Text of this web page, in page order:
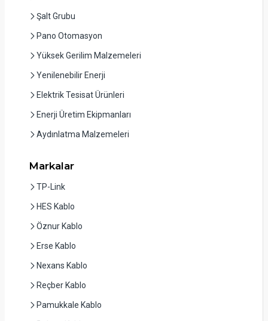
Şalt Grubu
Pano Otomasyon
Yüksek Gerilim Malzemeleri
Yenilenebilir Enerji
Elektrik Tesisat Ürünleri
Enerji Üretim Ekipmanları
Aydınlatma Malzemeleri
Markalar
TP-Link
HES Kablo
Öznur Kablo
Erse Kablo
Nexans Kablo
Reçber Kablo
Pamukkale Kablo